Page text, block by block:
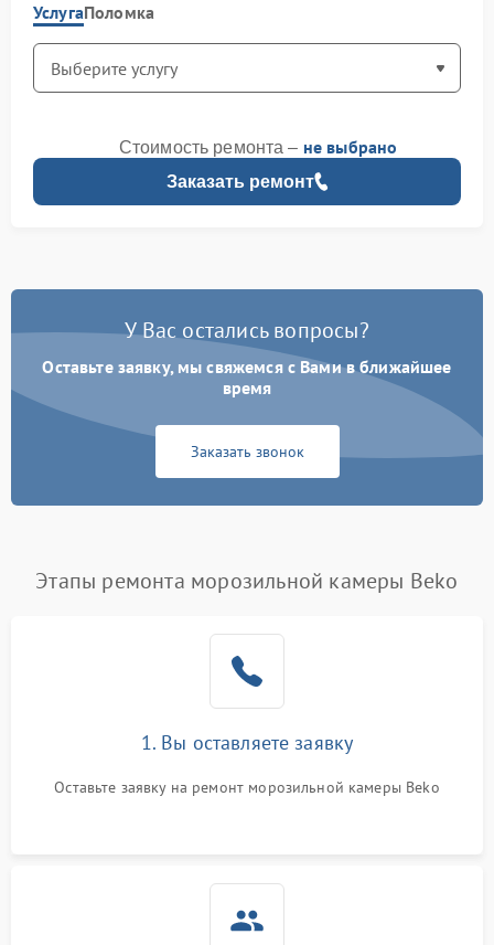
УслугаПоломка
Заказать ремонт
Стоимость ремонта – не выбрано
У Вас остались вопросы?
Оставьте заявку, мы свяжемся с Вами в ближайшее
время
Заказать звонок
Этапы ремонта морозильной камеры Beko
1. Вы оставляете заявку
Оставьте заявку на ремонт морозильной камеры Beko